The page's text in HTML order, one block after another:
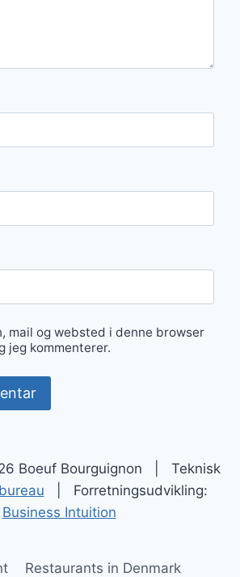
mail og websted i denne browser
jeg kommenterer.
Boeuf Bourguignon | Teknisk
| Forretningsudvikling:
Business Intuition
Restaurants in Denmark